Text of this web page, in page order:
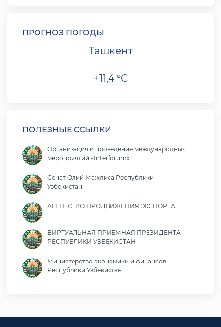
ПРОГНОЗ ПОГОДЫ
Ташкент
+11,4 °C
ПОЛЕЗНЫЕ ССЫЛКИ
Организация и проведение международных
мероприятий «Interforum»
Сенат Олий Мажлиса Республики
Узбекистан
АГЕНТСТВО ПРОДВИЖЕНИЯ ЭКСПОРТА
ВИРТУАЛЬНАЯ ПРИЕМНАЯ ПРЕЗИДЕНТА
РЕСПУБЛИКИ УЗБЕКИСТАН
Министерство экономики и финансов
Республики Узбекистан
Законодательная палата Олий Мажлиса